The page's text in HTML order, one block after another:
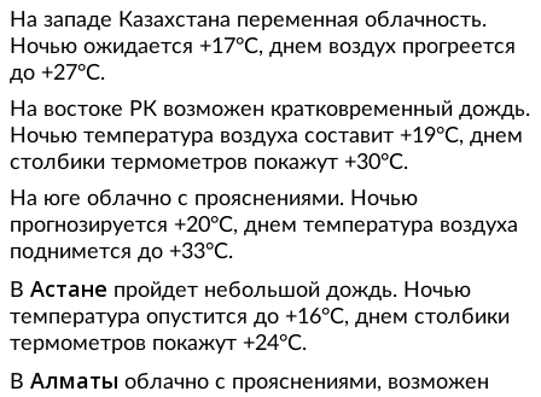
На западе Казахстана переменная облачность.
Ночью ожидается +17°С, днем воздух прогреется
до +27°С.
На востоке РК возможен кратковременный дождь.
Ночью температура воздуха составит +19°С, днем
столбики термометров покажут +30°С.
На юге облачно с прояснениями. Ночью
прогнозируется +20°С, днем температура воздуха
поднимется до +33°С.
В Астане пройдет небольшой дождь. Ночью
температура опустится до +16°С, днем столбики
термометров покажут +24°С.
В Алматы облачно с прояснениями, возможен